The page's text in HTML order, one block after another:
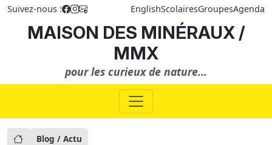
Suivez-nous : EnglishScolairesGroupesAgenda
MAISON DES MINÉRAUX /
MMX
pour les curieux de nature...
Blog / Actu